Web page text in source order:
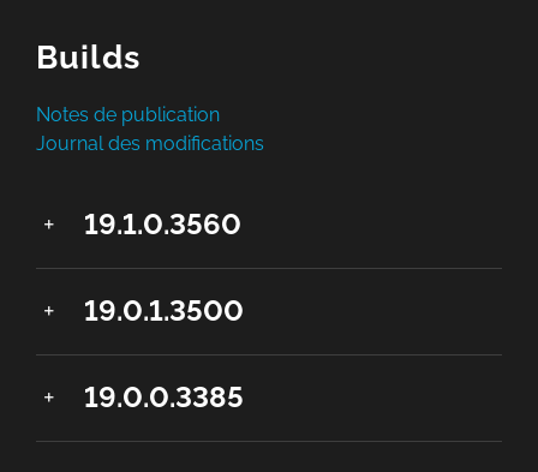
Builds
Notes de publication
Journal des modifications
19.1.0.3560
19.0.1.3500
19.0.0.3385